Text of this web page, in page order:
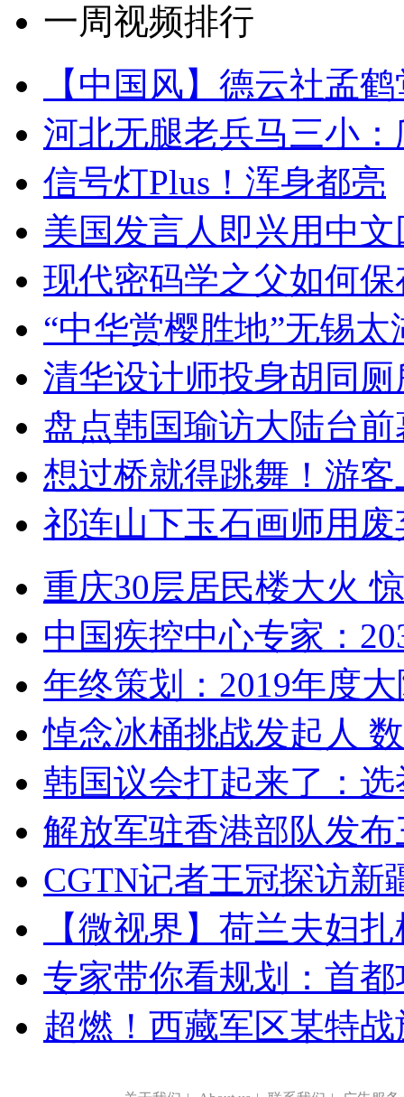
一周视频排行
【中国风】德云社孟
河北无腿老兵马三小
信号灯Plus！浑身都亮
美国发言人即兴用中
现代密码学之父如何
“中华赏樱胜地”无锡
清华设计师投身胡同
盘点韩国瑜访大陆台
想过桥就得跳舞！游客
祁连山下玉石画师用
重庆30层居民楼大火
中国疾控中心专家：
年终策划：2019年度
悼念冰桶挑战发起人
韩国议会打起来了：
解放军驻香港部队发
CGTN记者王冠探访新
【微视界】荷兰夫妇
专家带你看规划：首
超燃！西藏军区某特